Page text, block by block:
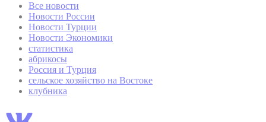
Все новости
Новости России
Новости Турции
Новости Экономики
статистика
абрикосы
Россия и Турция
сельское хозяйство на Востоке
клубника